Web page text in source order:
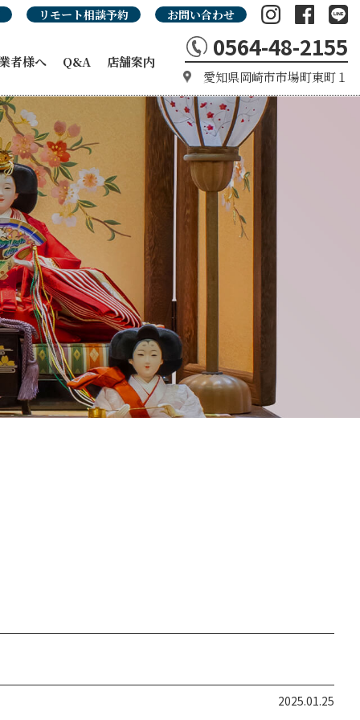
リモート相談予約 お問い合わせ
者様へ
強み
タログ
ログ
カタログ
Q&A 店舗案内
0564-48-2155
愛知県岡崎市市場町東町１
2025.01.25